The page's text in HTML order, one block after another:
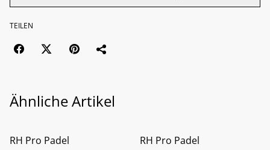
TEILEN
Ähnliche Artikel
%
RH Pro Padel
%
RH Pro Padel